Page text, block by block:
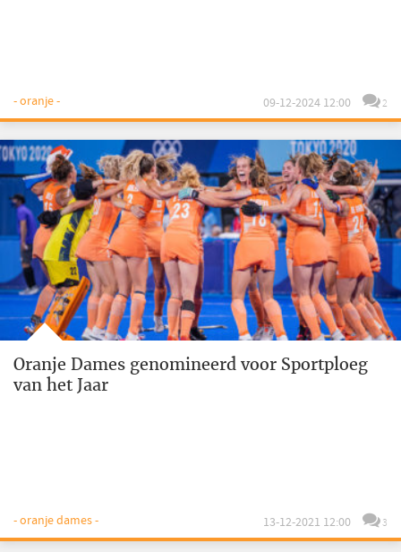
- oranje - 09-12-2024 12:00 2
Oranje Dames genomineerd voor Sportploeg
van het Jaar
- oranje dames - 13-12-2021 12:00 3